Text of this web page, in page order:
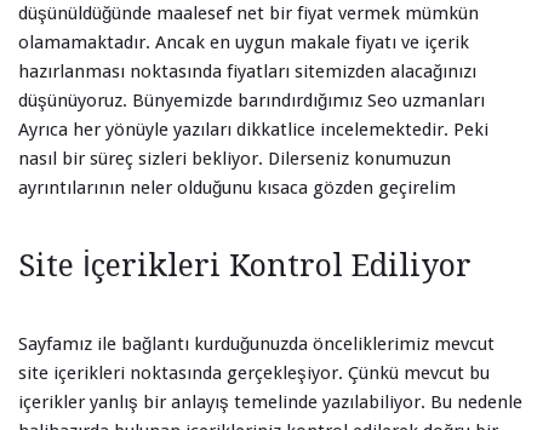
düşünüldüğünde maalesef net bir fiyat vermek mümkün
olamamaktadır. Ancak en uygun makale fiyatı ve içerik
hazırlanması noktasında fiyatları sitemizden alacağınızı
düşünüyoruz. Bünyemizde barındırdığımız Seo uzmanları
Ayrıca her yönüyle yazıları dikkatlice incelemektedir. Peki
nasıl bir süreç sizleri bekliyor. Dilerseniz konumuzun
ayrıntılarının neler olduğunu kısaca gözden geçirelim
Site İçerikleri Kontrol Ediliyor
Sayfamız ile bağlantı kurduğunuzda önceliklerimiz mevcut
site içerikleri noktasında gerçekleşiyor. Çünkü mevcut bu
içerikler yanlış bir anlayış temelinde yazılabiliyor. Bu nedenle